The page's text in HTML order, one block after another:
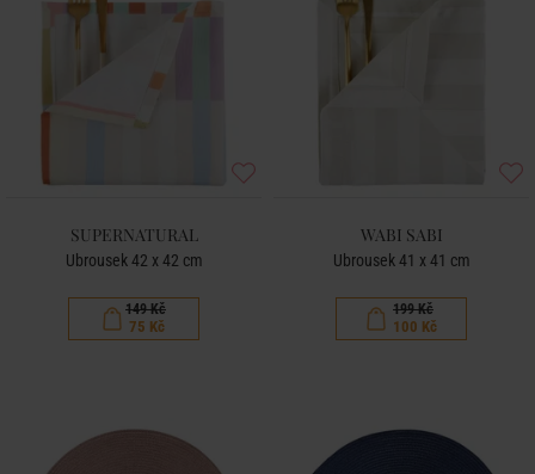
SUPERNATURAL
Ubrousek 42 x 42 cm
149 Kč
75 Kč
WABI SABI
Ubrousek 41 x 41 cm
199 Kč
100 Kč